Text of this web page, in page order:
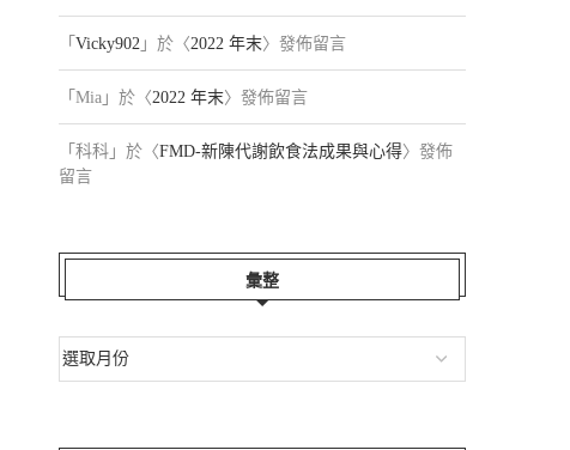
「 Vicky902 」於〈2022 年末〉發佈留言
「 Mia 」於〈2022 年末〉發佈留言
「 科科 」於〈FMD-新陳代謝飲食法成果與心得〉發佈
留言
彙整